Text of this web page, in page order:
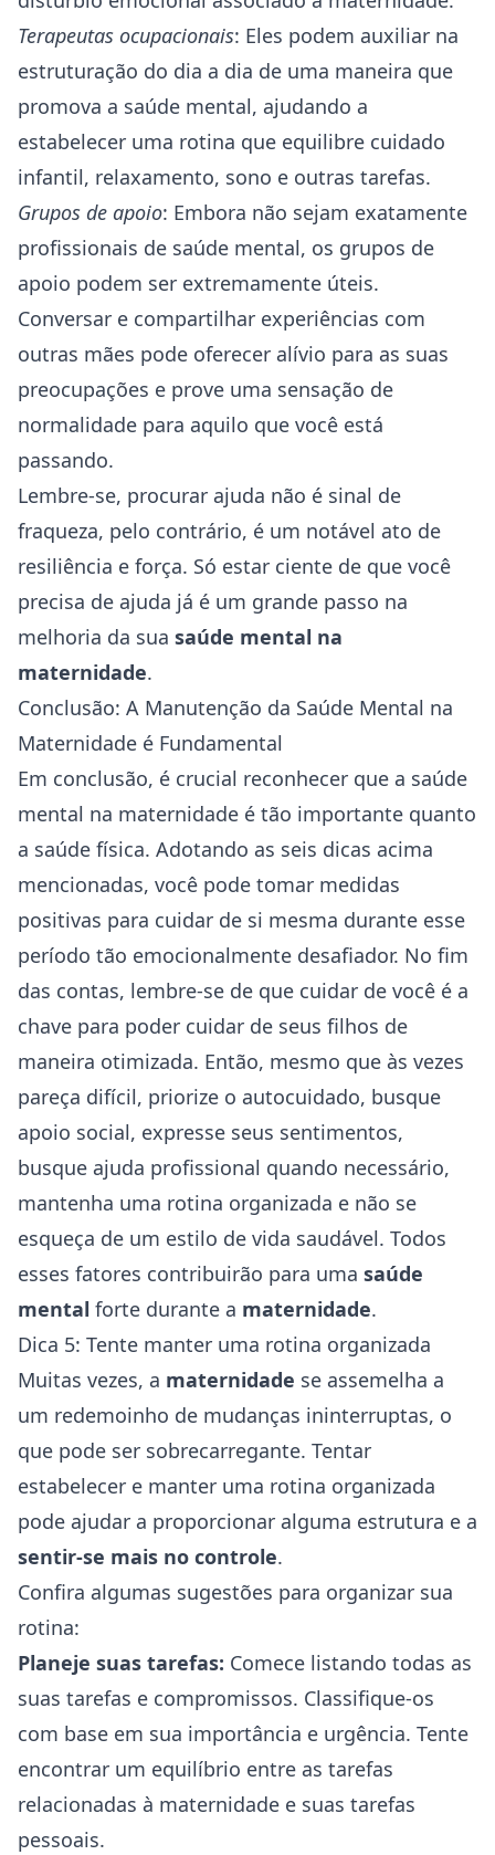
Terapeutas ocupacionais: Eles podem auxiliar na
estruturação do dia a dia de uma maneira que
promova a saúde mental, ajudando a
estabelecer uma rotina que equilibre cuidado
infantil, relaxamento, sono e outras tarefas.
Grupos de apoio: Embora não sejam exatamente
profissionais de saúde mental, os grupos de
apoio podem ser extremamente úteis.
Conversar e compartilhar experiências com
outras mães pode oferecer alívio para as suas
preocupações e prove uma sensação de
normalidade para aquilo que você está
passando.
Lembre-se, procurar ajuda não é sinal de
fraqueza, pelo contrário, é um notável ato de
resiliência e força. Só estar ciente de que você
precisa de ajuda já é um grande passo na
melhoria da sua saúde mental na
maternidade.
Conclusão: A Manutenção da Saúde Mental na
Maternidade é Fundamental
Em conclusão, é crucial reconhecer que a saúde
mental na maternidade é tão importante quanto
a saúde física. Adotando as seis dicas acima
mencionadas, você pode tomar medidas
positivas para cuidar de si mesma durante esse
período tão emocionalmente desafiador. No fim
das contas, lembre-se de que cuidar de você é a
chave para poder cuidar de seus filhos de
maneira otimizada. Então, mesmo que às vezes
pareça difícil, priorize o autocuidado, busque
apoio social, expresse seus sentimentos,
busque ajuda profissional quando necessário,
mantenha uma rotina organizada e não se
esqueça de um estilo de vida saudável. Todos
esses fatores contribuirão para uma saúde
mental forte durante a maternidade.
Dica 5: Tente manter uma rotina organizada
Muitas vezes, a maternidade se assemelha a
um redemoinho de mudanças ininterruptas, o
que pode ser sobrecarregante. Tentar
estabelecer e manter uma rotina organizada
pode ajudar a proporcionar alguma estrutura e a
sentir-se mais no controle.
Confira algumas sugestões para organizar sua
rotina:
Planeje suas tarefas: Comece listando todas as
suas tarefas e compromissos. Classifique-os
com base em sua importância e urgência. Tente
encontrar um equilíbrio entre as tarefas
relacionadas à maternidade e suas tarefas
pessoais.